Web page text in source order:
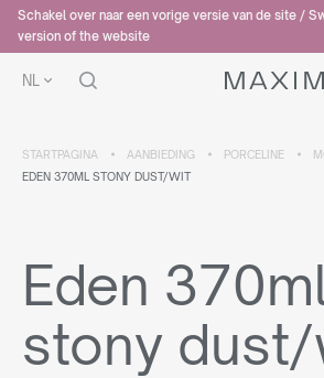
Schakel over naar een vorige versie van de site /
version of the website
NL
STARTPAGINA AANBIEDING PORCELINE
EDEN 370ML STONY DUST/WIT
Eden
stony